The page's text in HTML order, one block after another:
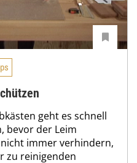
geht es schnell
bevor der Leim
immer verhindern,
zu reinigenden